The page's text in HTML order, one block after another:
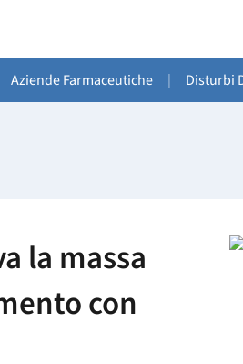
Aziende Farmaceutiche | Disturbi
la massa
con